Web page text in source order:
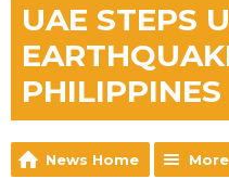
UAE STEPS
PHILIPPINES
News Home